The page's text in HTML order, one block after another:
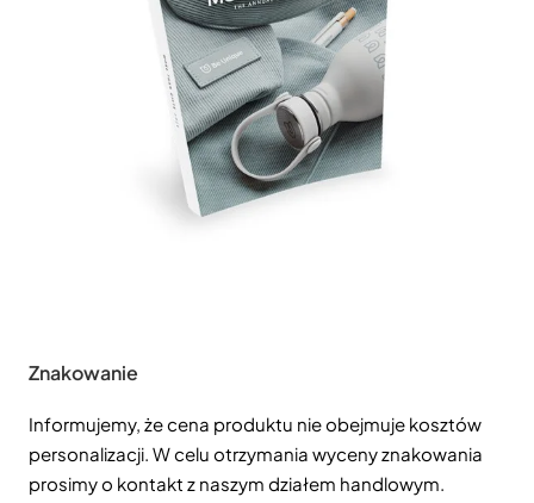
Znakowanie
Informujemy, że cena produktu nie obejmuje kosztów
personalizacji. W celu otrzymania wyceny znakowania
prosimy o kontakt z naszym działem handlowym.